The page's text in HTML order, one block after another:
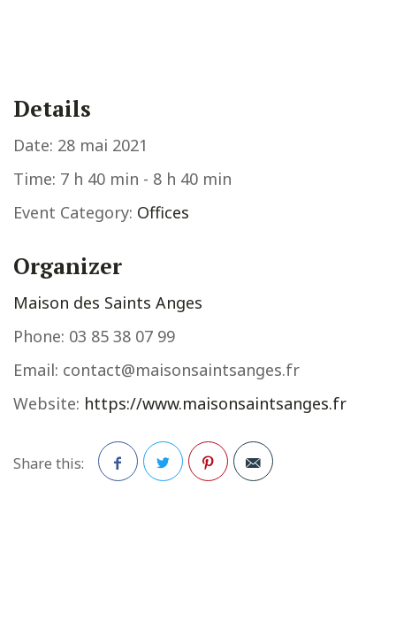
Details
Date: 28 mai 2021
Time: 7 h 40 min - 8 h 40 min
Event Category: Offices
Organizer
Maison des Saints Anges
Phone: 03 85 38 07 99
Email: contact@maisonsaintsanges.fr
Website: https://www.maisonsaintsanges.fr
Share this: